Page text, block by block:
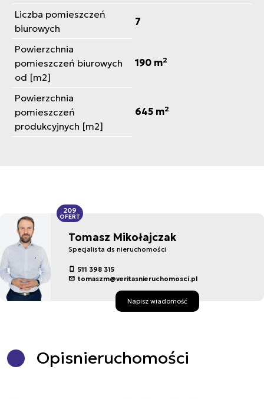
Liczba pomieszczeń
biurowych
7
Powierzchnia
pomieszczeń biurowych
od [m2]
190 m2
Powierzchnia
pomieszczeń
produkcyjnych [m2]
645 m2
Tomasz Mikołajczak
Specjalista ds nieruchomości
511 398 315
tomaszm@veritasnieruchomosci.pl
Napisz wiadomość
209
OFERT
Opisnieruchomości